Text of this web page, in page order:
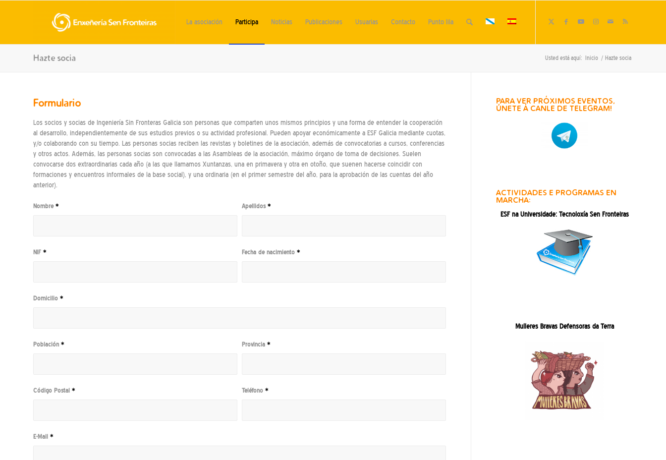
La asociación Participa Noticias Publicaciones Usuarias Contacto Punto lila
Hazte socia Usted está aquí: Inicio / Hazte socia
Formulario
Los socios y socias de Ingeniería Sin Fronteras Galicia son personas que comparten unos mismos principios y una forma de entender la cooperación
al desarrollo, independientemente de sus estudios previos o su actividad profesional. Pueden apoyar económicamente a ESF Galicia mediante cuotas,
y/o colaborando con su tiempo. Las personas socias reciben las revistas y boletines de la asociación, además de convocatorias a cursos, conferencias
y otros actos. Además, las personas socias son convocadas a las Asambleas de la asociación, máximo órgano de toma de decisiones. Suelen
convocarse dos extraordinarias cada año (a las que llamamos Xuntanzas, una en primavera y otra en otoño, que suenen hacerse coincidir con
formaciones y encuentros informales de la base social), y una ordinaria (en el primer semestre del año, para la aprobación de las cuentas del año
anterior).
Nombre * Apellidos *
NIF * Fecha de nacimiento *
Domicilio *
Población * Provincia *
Código Postal * Teléfono *
E-Mail *
PARA VER PRÓXIMOS EVENTOS,
ÚNETE Á CANLE DE TELEGRAM!
ACTIVIDADES E PROGRAMAS EN
MARCHA:
ESF na Universidade: Tecnoloxía Sen Fronteiras
Mulleres Bravas Defensoras da Terra